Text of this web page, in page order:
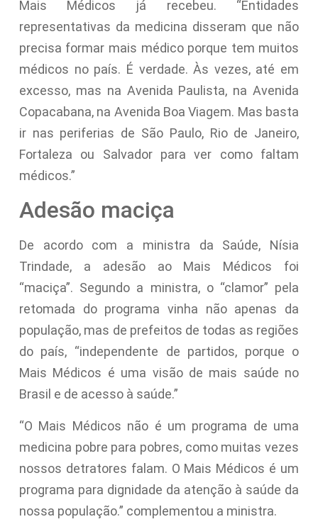
Mais Médicos já recebeu. “Entidades
representativas da medicina disseram que não
precisa formar mais médico porque tem muitos
médicos no país. É verdade. Às vezes, até em
excesso, mas na Avenida Paulista, na Avenida
Copacabana, na Avenida Boa Viagem. Mas basta
ir nas periferias de São Paulo, Rio de Janeiro,
Fortaleza ou Salvador para ver como faltam
médicos.”
Adesão maciça
De acordo com a ministra da Saúde, Nísia
Trindade, a adesão ao Mais Médicos foi
“maciça”. Segundo a ministra, o “clamor” pela
retomada do programa vinha não apenas da
população, mas de prefeitos de todas as regiões
do país, “independente de partidos, porque o
Mais Médicos é uma visão de mais saúde no
Brasil e de acesso à saúde.”
“O Mais Médicos não é um programa de uma
medicina pobre para pobres, como muitas vezes
nossos detratores falam. O Mais Médicos é um
programa para dignidade da atenção à saúde da
nossa população.” complementou a ministra.